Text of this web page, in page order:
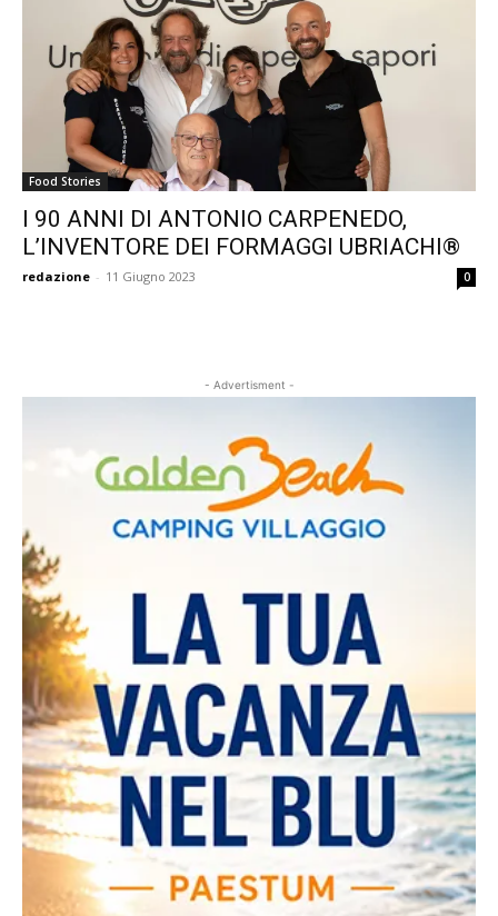
Food Stories
I 90 ANNI DI ANTONIO CARPENEDO,
L’INVENTORE DEI FORMAGGI UBRIACHI®
redazione - 11 Giugno 2023 0
- Advertisment -